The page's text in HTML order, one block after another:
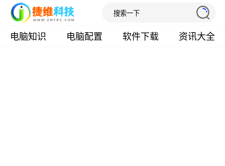
电脑知识 电脑配置 软件下载 资讯大全